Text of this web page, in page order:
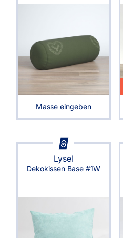
Masse eingeben
Lysel
Dekokissen Base #1W